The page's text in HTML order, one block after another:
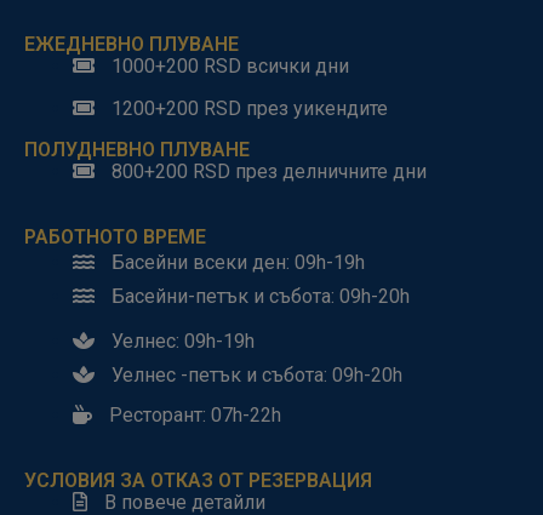
ЕЖЕДНЕВНО ПЛУВАНЕ
1000+200 RSD всички дни
1200+200 RSD през уикендите
ПОЛУДНЕВНО ПЛУВАНЕ
800+200 RSD през делничните дни
РАБОТНОТО ВРЕМЕ
Басейни всеки ден: 09h-19h
Басейни-петък и събота: 09h-20h
Уелнес: 09h-19h
Уелнес -петък и събота: 09h-20h
Ресторант: 07h-22h
УСЛОВИЯ ЗА ОТКАЗ ОТ РЕЗЕРВАЦИЯ
В повече детайли